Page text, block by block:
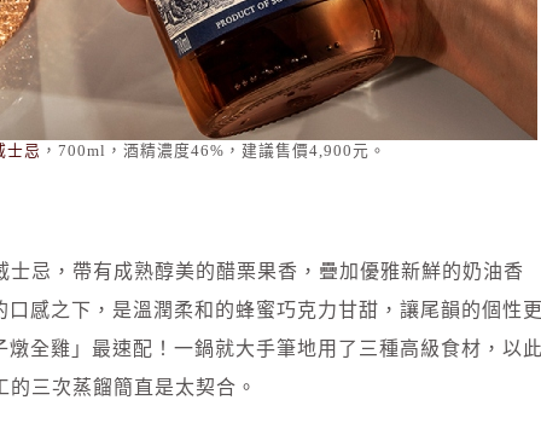
士忌 ，700ml，酒精濃度46%，建議售價4,900元。
忌，帶有成熟醇美的醋栗果香，疊加優雅新鮮的奶油香
感之下，是溫潤柔和的蜂蜜巧克力甘甜，讓尾韻的個性
全雞」最速配！一鍋就大手筆地用了三種高級食材，以
三次蒸餾簡直是太契合。